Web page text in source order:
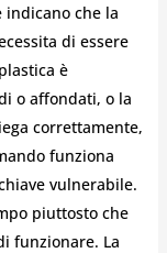
indicano che la
di essere
è
o affondati, o la
correttamente,
funziona
vulnerabile.
piuttosto che
funzionare. La